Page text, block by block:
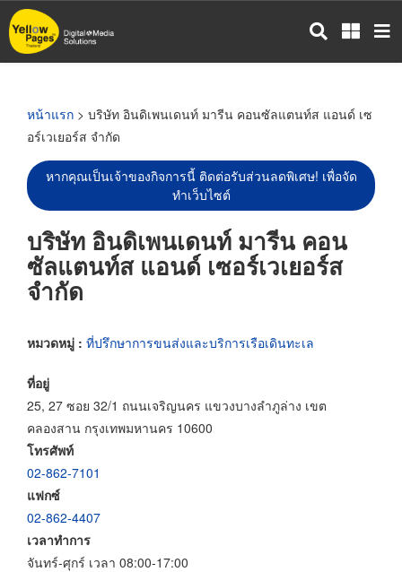
ข้าม
ไป
หน้าแรก > บริษัท อินดิเพนเดนท์ มารีน คอนซัลแตนท์ส แอนด์ เซ
อร์เวเยอร์ส จำกัด
หากคุณเป็นเจ้าของกิจการนี้ ติดต่อรับส่วนลดพิเศษ! เพื่อจัด
ทำเว็บไซต์
บริษัท อินดิเพนเดนท์ มารีน คอน
ซัลแตนท์ส แอนด์ เซอร์เวเยอร์ส
จำกัด
หมวดหมู่ : ที่ปรึกษาการขนส่งและบริการเรือเดินทะเล
ที่อยู่
25, 27 ซอย 32/1 ถนนเจริญนคร แขวงบางลำภูล่าง เขต
คลองสาน กรุงเทพมหานคร 10600
โทรศัพท์
02-862-7101
แฟกซ์
02-862-4407
เวลาทำการ
จันทร์-ศุกร์ เวลา 08:00-17:00